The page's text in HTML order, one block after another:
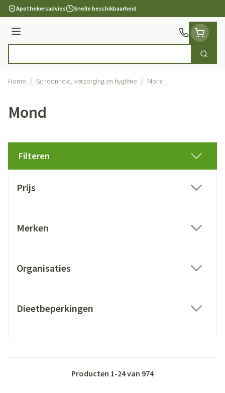
Ga naar de inhoud
Apothekersadvies Snelle beschikbaarheid
Menu
Zoek
Home / Schoonheid, verzorging en hygiëne / Mond
Mond
Filteren
Prijs
Merken
Organisaties
Dieetbeperkingen
Producten 1-24van 974